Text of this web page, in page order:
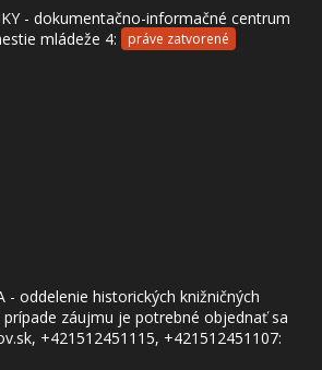
- dokumentačno-informačné centrum
mládeže 4:
práve zatvorené
- oddelenie historických knižničných
záujmu je potrebné objednať sa
+421512451115, +421512451107: